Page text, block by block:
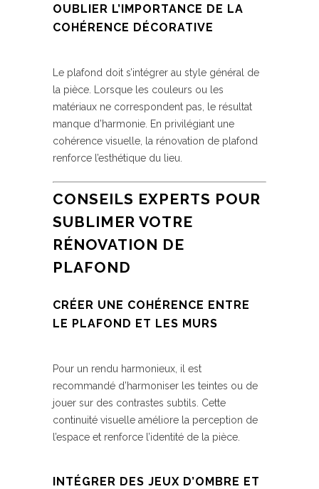
OUBLIER L’IMPORTANCE DE LA
COHÉRENCE DÉCORATIVE
Le plafond doit s’intégrer au style général de
la pièce. Lorsque les couleurs ou les
matériaux ne correspondent pas, le résultat
manque d’harmonie. En privilégiant une
cohérence visuelle, la rénovation de plafond
renforce l’esthétique du lieu.
CONSEILS EXPERTS POUR
SUBLIMER VOTRE
RÉNOVATION DE
PLAFOND
CRÉER UNE COHÉRENCE ENTRE
LE PLAFOND ET LES MURS
Pour un rendu harmonieux, il est
recommandé d’harmoniser les teintes ou de
jouer sur des contrastes subtils. Cette
continuité visuelle améliore la perception de
l’espace et renforce l’identité de la pièce.
INTÉGRER DES JEUX D’OMBRE ET